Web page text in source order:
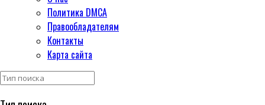
Политика DMCA
Правообладателям
Контакты
Карта сайта